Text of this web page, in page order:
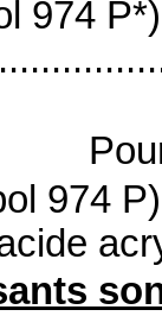
974 P*)
974